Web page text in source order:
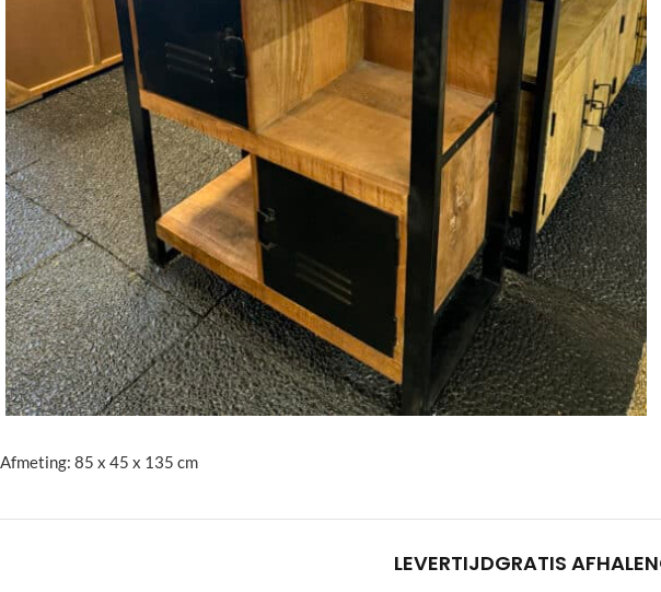
Afmeting: 85 x 45 x 135 cm
LEVERTIJDGRATIS AFHALEN